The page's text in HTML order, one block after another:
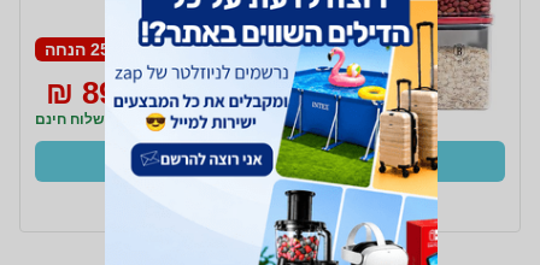
25% הנחה
89 ₪
משלוח חינם
קנו עכשיו
ב- BrandsOnSale+